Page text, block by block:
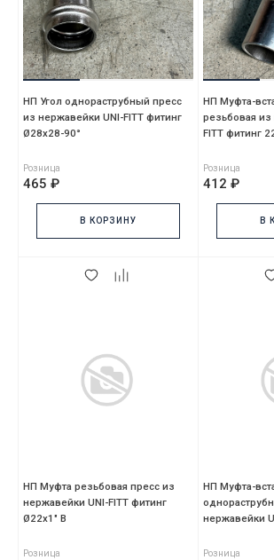
НП Угол однораструбный пресс
из нержавейки UNI-FITT фитинг
Ø28х28-90°
Розница
465 ₽
В КОРЗИНУ
НП Муфта-
резьбовая
FITT фитинг
Розница
412 ₽
В
НП Муфта резьбовая пресс из
нержавейки UNI-FITT фитинг
Ø22x1" В
Розница
НП Муфта-
нержавейки
Розница